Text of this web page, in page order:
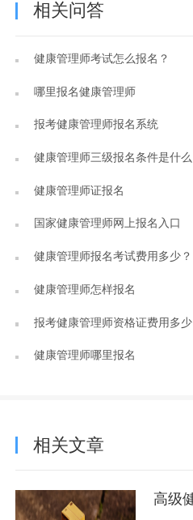
相关问答
健康管理师考试怎么报名？
哪里报名健康管理师
报考健康管理师报名系统
健康管理师三级报名条件是什么
健康管理师证报名
国家健康管理师网上报名入口
健康管理师报名考试费用多少？
健康管理师怎样报名
报考健康管理师资格证费用多少
健康管理师哪里报名
相关文章